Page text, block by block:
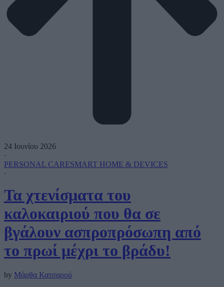
24 Ιουνίου 2026
·
PERSONAL CARESMART HOME & DEVICES
·
Τα χτενίσματα του
καλοκαιριού που θα σε
βγάλουν ασπροπρόσωπη από
το πρωί μέχρι το βράδυ!
by Μάρθα Κατσαρού